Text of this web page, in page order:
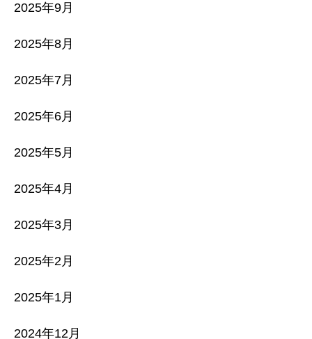
2025年9月
2025年8月
2025年7月
2025年6月
2025年5月
2025年4月
2025年3月
2025年2月
2025年1月
2024年12月